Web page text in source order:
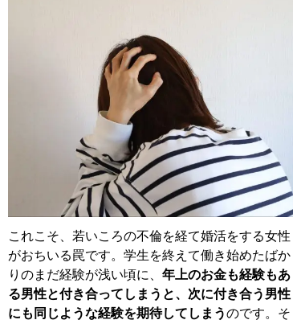
これこそ、若いころの不倫を経て婚活をする女性
がおちいる罠です。学生を終えて働き始めたばか
りのまだ経験が浅い頃に、 年上のお金も経験もあ
る男性と付き合ってしまうと、次に付き合う男性
にも同じような経験を期待してしまうのです。そ